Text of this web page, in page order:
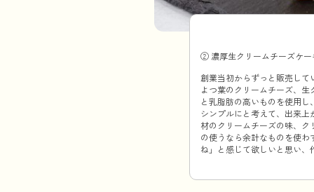
② 濃厚生クリームチーズケー
創業当初からずっと販売して
よつ葉のクリームチーズ、
と乳脂肪の高いものを使用
シンプルにと考えて、出来
材のクリームチーズの味、
の使うなら余計なものを使
ね」と感じて欲しいと思い、